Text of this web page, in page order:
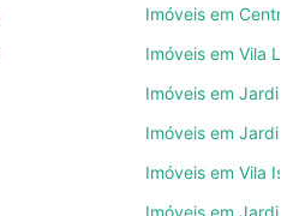
favoritos. Você
como quantidade de
vaga de garagem para
Imóveis em Centro
Imóveis em Vila
Imóveis em Jardim
Imóveis em Jardim
Imóveis em Vila
Imóveis em Jardim